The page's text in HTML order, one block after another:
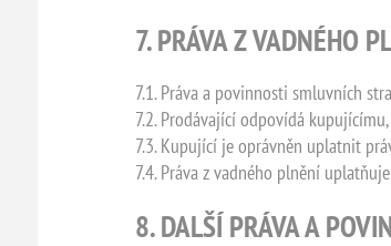
7. PRÁVA Z VADNÉHO
7.1. Práva a povinnosti smluvních
7.2. Prodávající odpovídá
7.3. Kupující je oprávněn uplatnit
7.4. Práva z vadného plnění
8. DALŠÍ PRÁVA A